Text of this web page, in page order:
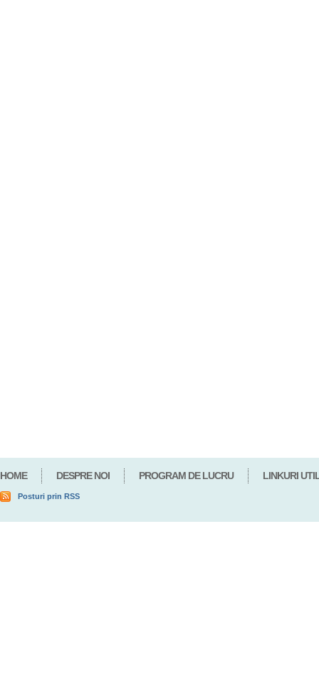
HOME DESPRE NOI PROGRAM DE LUCRU LINKURI
Posturi prin RSS